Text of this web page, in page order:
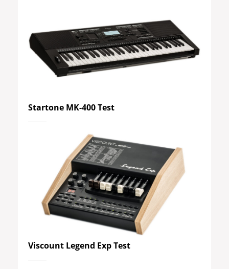
Startone MK-400 Test
Viscount Legend Exp Test